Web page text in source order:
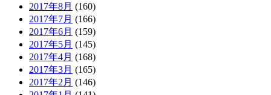
2017年8月 (160)
2017年7月 (166)
2017年6月 (159)
2017年5月 (145)
2017年4月 (168)
2017年3月 (165)
2017年2月 (146)